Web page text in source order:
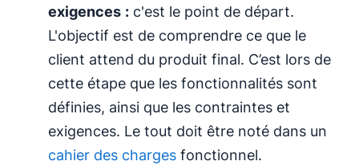
exigences : c'est le point de départ.
L'objectif est de comprendre ce que le
client attend du produit final. C’est lors de
cette étape que les fonctionnalités sont
définies, ainsi que les contraintes et
exigences. Le tout doit être noté dans un
cahier des charges fonctionnel.